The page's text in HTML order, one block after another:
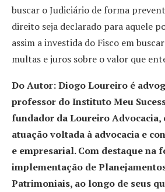
buscar o Judiciário de forma
direito seja declarado para aquele
assim a investida do Fisco em
multas e juros sobre o valor que
Do Autor: Diogo Loureiro é
professor do Instituto Meu
fundador da Loureiro Advocacia,
atuação voltada à advocacia e
e empresarial. Com destaque na
implementação de
Patrimoniais, ao longo de seus